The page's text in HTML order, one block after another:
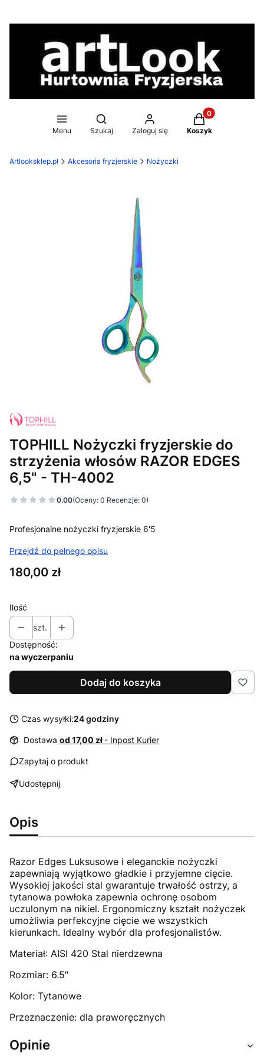
Menu
Otwórz wyszukiwarkę
Szukaj Zaloguj się
Produkty w
Koszyk
Artlooksklep.pl Akcesoria fryzjerskie Nożyczki
TOPHILL Nożyczki fryzjerskie do
strzyżenia włosów RAZOR EDGES
6,5" - TH-4002
0.00(Oceny: 0 Recenzje: 0)
Profesjonalne nożyczki fryzjerskie 6'5
Przejdź do pełnego opisu
Cena
180,00 zł
Ilość
szt.
Dostępność:
na wyczerpaniu
Dodaj do koszyka
Czas wysyłki:24 godziny
Dostawa od 17,00 zł - Inpost Kurier
Zapytaj o produkt
Udostępnij
Opis
Razor Edges Luksusowe i eleganckie nożyczki
zapewniają wyjątkowo gładkie i przyjemne cięcie.
Wysokiej jakości stal gwarantuje trwałość ostrzy, a
tytanowa powłoka zapewnia ochronę osobom
uczulonym na nikiel. Ergonomiczny kształt nożyczek
umożliwia perfekcyjne cięcie we wszystkich
kierunkach. Idealny wybór dla profesjonalistów.
Materiał: AISI 420 Stal nierdzewna
Rozmiar: 6.5″
Kolor: Tytanowe
Przeznaczenie: dla praworęcznych
Opinie